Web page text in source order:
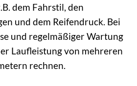
dem Fahrstil, den
und dem Reifendruck. Bei
und regelmäßiger Wartung
Laufleistung von mehreren
rechnen.